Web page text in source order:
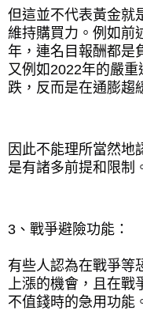
但這並不代表黃金就
維持購買力。例如前
年，連名目報酬都是
又例如2022年的嚴重
跌，反而是在通膨趨
因此不能理所當然地
是有諸多前提和限制
3 、戰爭避險功能：
有些人認為在戰爭等
上漲的機會，且在
不值錢時的急用功能